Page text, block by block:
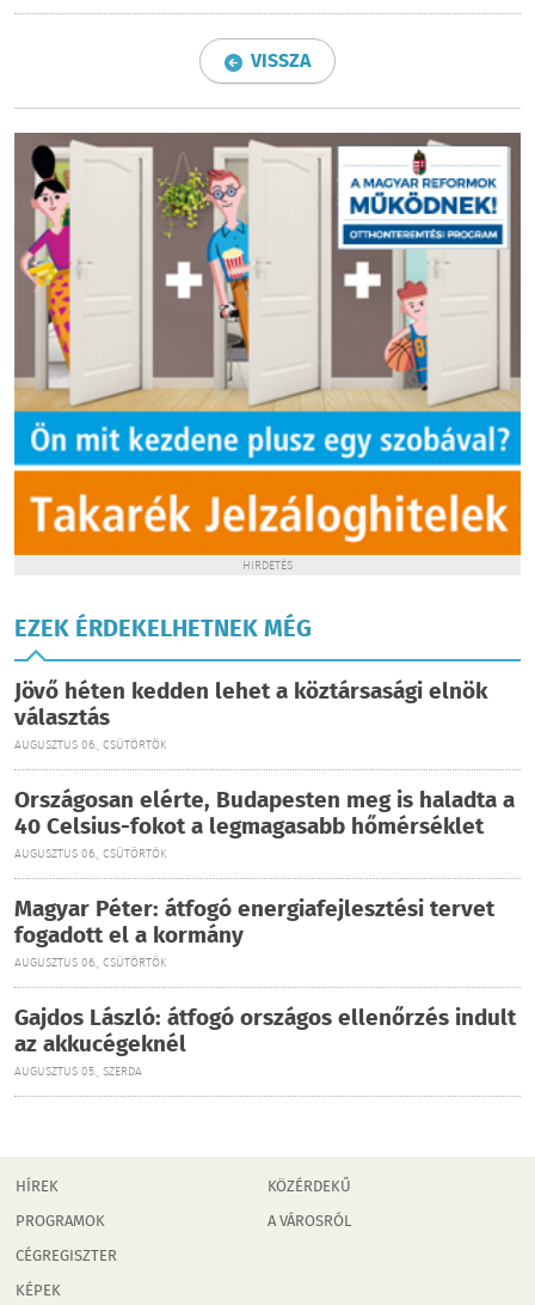
VISSZA
HIRDETÉS
EZEK ÉRDEKELHETNEK MÉG
Jövő héten kedden lehet a köztársasági elnök
választás
AUGUSZTUS 06., CSÜTÖRTÖK
Országosan elérte, Budapesten meg is haladta a
40 Celsius-fokot a legmagasabb hőmérséklet
AUGUSZTUS 06., CSÜTÖRTÖK
Magyar Péter: átfogó energiafejlesztési tervet
fogadott el a kormány
AUGUSZTUS 06., CSÜTÖRTÖK
Gajdos László: átfogó országos ellenőrzés indult
az akkucégeknél
AUGUSZTUS 05., SZERDA
HÍREK
PROGRAMOK
CÉGREGISZTER
KÉPEK
KÖZÉRDEKŰ
A VÁROSRÓL